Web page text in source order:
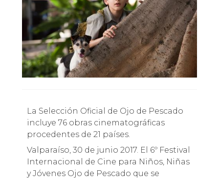
La Selección Oficial de Ojo de Pescado
incluye 76 obras cinematográficas
procedentes de 21 países.
Valparaíso, 30 de junio 2017. El 6º Festival
Internacional de Cine para Niños, Niñas
y Jóvenes Ojo de Pescado que se